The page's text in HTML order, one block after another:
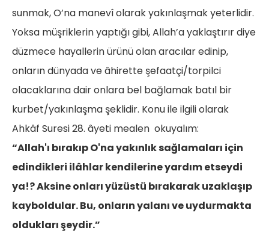
sunmak, O’na manevî olarak yakınlaşmak yeterlidir.
Yoksa müşriklerin yaptığı gibi, Allah’a yaklaştırır diye
düzmece hayallerin ürünü olan aracılar edinip,
onların dünyada ve âhirette şefaatçi/torpilci
olacaklarına dair onlara bel bağlamak batıl bir
kurbet/yakınlaşma şeklidir. Konu ile ilgili olarak
Ahkâf Suresi 28. âyeti mealen okuyalım:
“Allah'ı bırakıp O'na yakınlık sağlamaları için
edindikleri ilâhlar kendilerine yardım etseydi
ya!? Aksine onları yüzüstü bırakarak uzaklaşıp
kayboldular. Bu, onların yalanı ve uydurmakta
oldukları şeydir.”